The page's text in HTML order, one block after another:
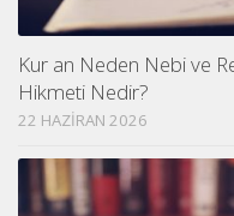
Kur an Neden Nebi ve
Hikmeti Nedir?
22 HAZIRAN 2026